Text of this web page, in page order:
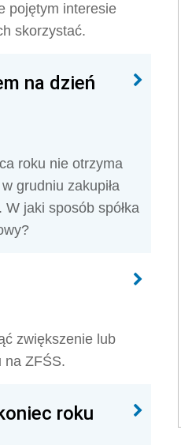
pojętym interesie
skorzystać.
na dzień
roku nie otrzyma
grudniu zakupiła
jaki sposób spółka
zwiększenie lub
na ZFŚS.
roku